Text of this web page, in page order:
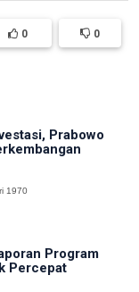
0 0
Prabowo
1970
Program
Percepat